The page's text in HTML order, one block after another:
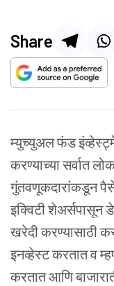
Share
म्युच्युअल फंड
करण्याच्या सर्वात
गुंतवणूकदारांकडून पैसे
इक्विटी शेअर्सपासून
खरेदी करण्यासाठी
इनव्हेस्ट करतात व
करतात आणि